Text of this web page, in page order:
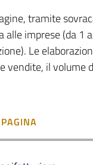
tramite
alle imprese (da 1
Le
vendite, il volume